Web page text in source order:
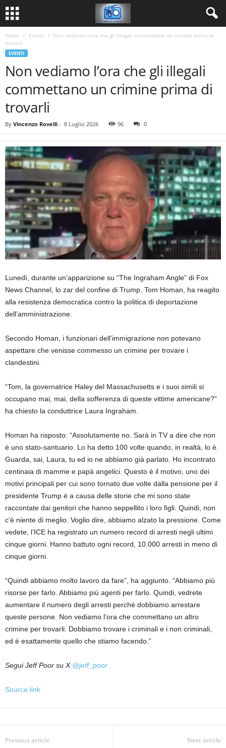
Home Eventi
Non vediamo l’ora che gli illegali commettano un crimine prima di
trovarli
EVENTI
Non vediamo l’ora che gli illegali
commettano un crimine prima di
trovarli
By Vincenzo Rovelli - 8 Luglio 2026 96 0
Lunedì, durante un’apparizione su “The Ingraham Angle” di Fox
News Channel, lo zar del confine di Trump, Tom Homan, ha reagito
alla resistenza democratica contro la politica di deportazione
dell’amministrazione.
Secondo Homan, i funzionari dell’immigrazione non potevano
aspettare che venisse commesso un crimine per trovare i
clandestini.
“Tom, la governatrice Haley del Massachusetts e i suoi simili si
occupano mai, mai, della sofferenza di queste vittime americane?”
ha chiesto la conduttrice Laura Ingraham.
Homan ha risposto: “Assolutamente no. Sarà in TV a dire che non
è uno stato-santuario. Lo ha detto 100 volte quando, in realtà, lo è.
Guarda, sai, Laura, tu ed io ne abbiamo già parlato. Ho incontrato
centinaia di mamme e papà angelici. Questo è il motivo, uno dei
motivi principali per cui sono tornato due volte dalla pensione per il
presidente Trump è a causa delle storie che mi sono state
raccontate dai genitori che hanno seppellito i loro figli. Quindi, non
c’è niente di meglio. Voglio dire, abbiamo alzato la pressione. Come
vedete, l’ICE ha registrato un numero record di arresti negli ultimi
cinque giorni. Hanno battuto ogni record, 10.000 arresti in meno di
cinque giorni.
“Quindi abbiamo molto lavoro da fare”, ha aggiunto. “Abbiamo più
risorse per farlo. Abbiamo più agenti per farlo. Quindi, vedrete
aumentare il numero degli arresti perché dobbiamo arrestare
queste persone. Non vediamo l’ora che commettano un altro
crimine per trovarli. Dobbiamo trovare i criminali e i non criminali,
ed è esattamente quello che stiamo facendo.”
Segui Jeff Poor su X @jeff_poor
Source link
Previous article Next article